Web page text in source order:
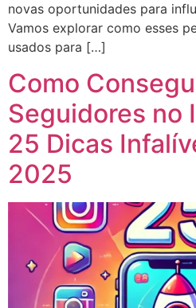
novas oportunidades para
Vamos explorar como esses
usados para […]
Como
Seguidores no
25 Dicas
2025